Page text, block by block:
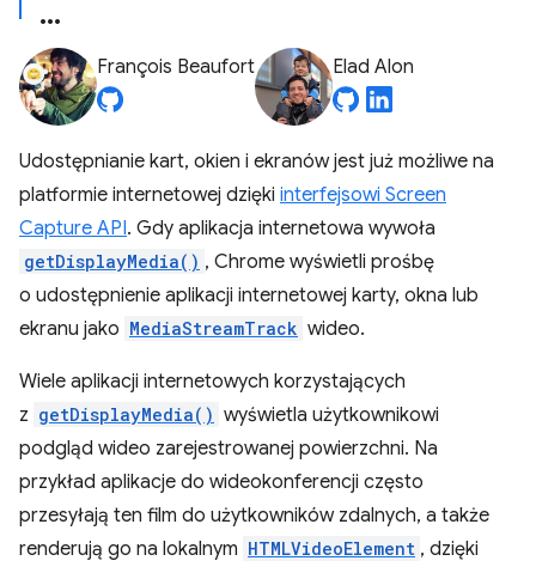
François Beaufort Elad Alon
Udostępnianie kart, okien i ekranów jest już możliwe na
platformie internetowej dzięki interfejsowi Screen
Capture API. Gdy aplikacja internetowa wywoła
getDisplayMedia() , Chrome wyświetli prośbę
o udostępnienie aplikacji internetowej karty, okna lub
ekranu jako MediaStreamTrack wideo.
Wiele aplikacji internetowych korzystających
z getDisplayMedia() wyświetla użytkownikowi
podgląd wideo zarejestrowanej powierzchni. Na
przykład aplikacje do wideokonferencji często
przesyłają ten film do użytkowników zdalnych, a także
renderują go na lokalnym HTMLVideoElement , dzięki